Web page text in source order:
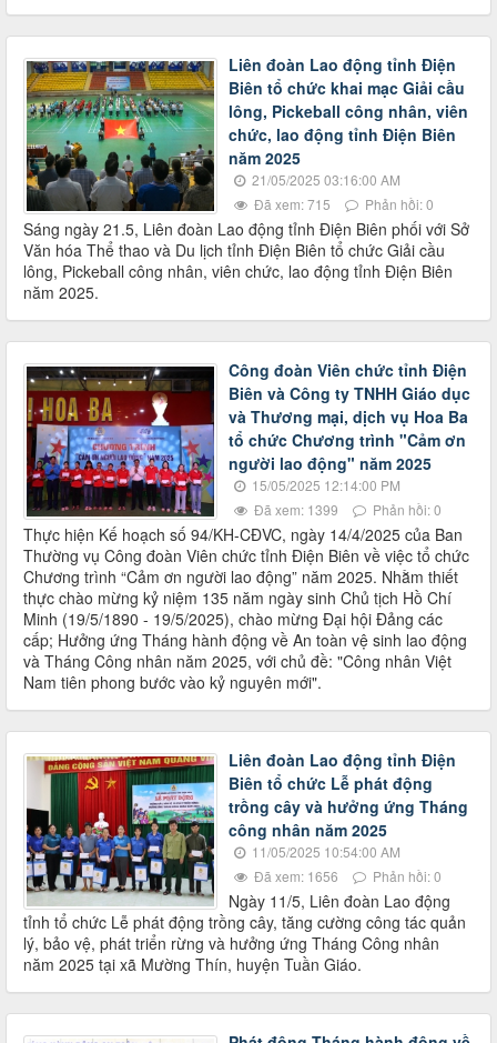
Liên đoàn Lao động tỉnh Điện
Biên tổ chức khai mạc Giải cầu
lông, Pickeball công nhân, viên
chức, lao động tỉnh Điện Biên
năm 2025
21/05/2025 03:16:00 AM
Đã xem: 715
Phản hồi: 0
Sáng ngày 21.5, Liên đoàn Lao động tỉnh Điện Biên phối với Sở
Văn hóa Thể thao và Du lịch tỉnh Điện Biên tổ chức Giải cầu
lông, Pickeball công nhân, viên chức, lao động tỉnh Điện Biên
năm 2025.
Công đoàn Viên chức tỉnh Điện
Biên và Công ty TNHH Giáo dục
và Thương mại, dịch vụ Hoa Ba
tổ chức Chương trình "Cảm ơn
người lao động" năm 2025
15/05/2025 12:14:00 PM
Đã xem: 1399
Phản hồi: 0
Thực hiện Kế hoạch số 94/KH-CĐVC, ngày 14/4/2025 của Ban
Thường vụ Công đoàn Viên chức tỉnh Điện Biên về việc tổ chức
Chương trình “Cảm ơn người lao động” năm 2025. Nhằm thiết
thực chào mừng kỷ niệm 135 năm ngày sinh Chủ tịch Hồ Chí
Minh (19/5/1890 - 19/5/2025), chào mừng Đại hội Đảng các
cấp; Hưởng ứng Tháng hành động về An toàn vệ sinh lao động
và Tháng Công nhân năm 2025, với chủ đề: "Công nhân Việt
Nam tiên phong bước vào kỷ nguyên mới".
Liên đoàn Lao động tỉnh Điện
Biên tổ chức Lễ phát động
trồng cây và hưởng ứng Tháng
công nhân năm 2025
11/05/2025 10:54:00 AM
Đã xem: 1656
Phản hồi: 0
Ngày 11/5, Liên đoàn Lao động
tỉnh tổ chức Lễ phát động trồng cây, tăng cường công tác quản
lý, bảo vệ, phát triển rừng và hưởng ứng Tháng Công nhân
năm 2025 tại xã Mường Thín, huyện Tuần Giáo.